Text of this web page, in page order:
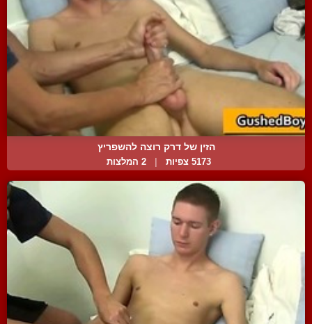
הזין של דרק רוצה להשפריץ
5173 צפיות 2 המלצות